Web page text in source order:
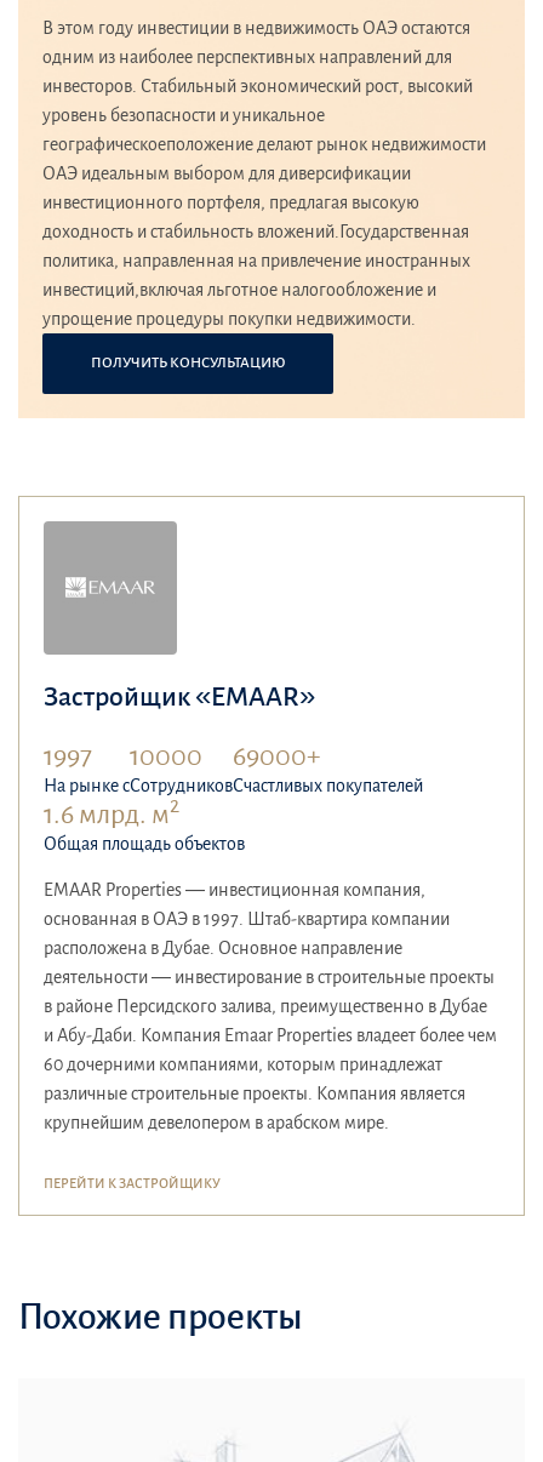
В этом году инвестиции в недвижимость ОАЭ остаются
одним из наиболее перспективных направлений для
инвесторов. Стабильный экономический рост, высокий
уровень безопасности и уникальное
географическоеположение делают рынок недвижимости
ОАЭ идеальным выбором для диверсификации
инвестиционного портфеля, предлагая высокую
доходность и стабильность вложений.Государственная
политика, направленная на привлечение иностранных
инвестиций,включая льготное налогообложение и
упрощение процедуры покупки недвижимости.
ПОЛУЧИТЬ КОНСУЛЬТАЦИЮ
Застройщик «EMAAR»
1997
На рынке с
10000
Сотрудников
69000+
Счастливых покупателей
1.6 млрд. м2
Общая площадь объектов
EMAAR Properties — инвестиционная компания,
основанная в ОАЭ в 1997. Штаб-квартира компании
расположена в Дубае. Основное направление
деятельности — инвестирование в строительные проекты
в районе Персидского залива, преимущественно в Дубае
и Абу-Даби. Компания Emaar Properties владеет более чем
60 дочерними компаниями, которым принадлежат
различные строительные проекты. Компания является
крупнейшим девелопером в арабском мире.
ПЕРЕЙТИ К ЗАСТРОЙЩИКУ
Похожие проекты